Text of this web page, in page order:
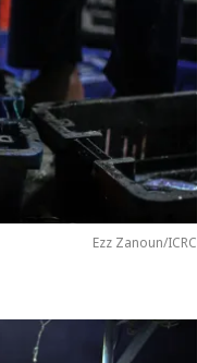
Ezz Zanoun/ICRC